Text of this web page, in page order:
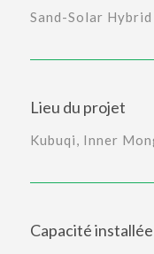
Sand-Solar
Lieu du projet
Kubuqi, Inner
Capacité installée